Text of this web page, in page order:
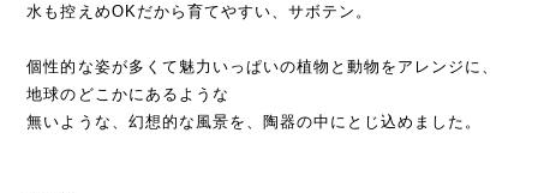
水も控えめOKだから育てやすい、サボテン。
個性的な姿が多くて魅力いっぱいの植物と動物をアレンジに、
地球のどこかにあるような
無いような、幻想的な風景を、陶器の中にとじ込めました。